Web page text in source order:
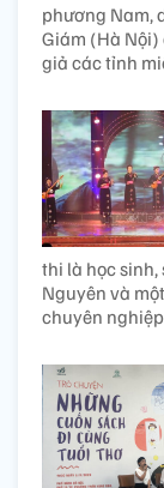
phương Nam,
Giám (Hà
giả các tỉnh
thi là học
Nguyên và
chuyên